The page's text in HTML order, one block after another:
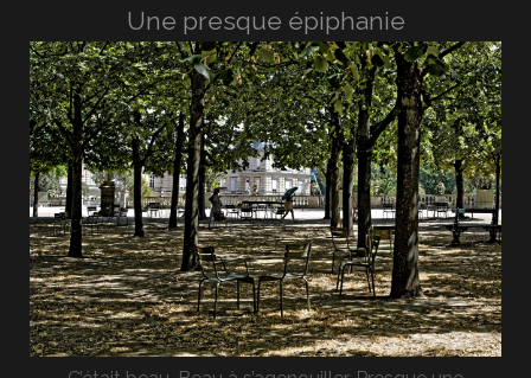
Une presque épiphanie